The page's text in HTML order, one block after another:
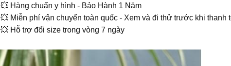
💥 Hàng chuẩn y hình - Bảo Hành 1 Năm
💥 Miễn phí vận chuyển toàn quốc - Xem và đi thử trước khi thanh
💥 Hỗ trợ đổi size trong vòng 7 ngày